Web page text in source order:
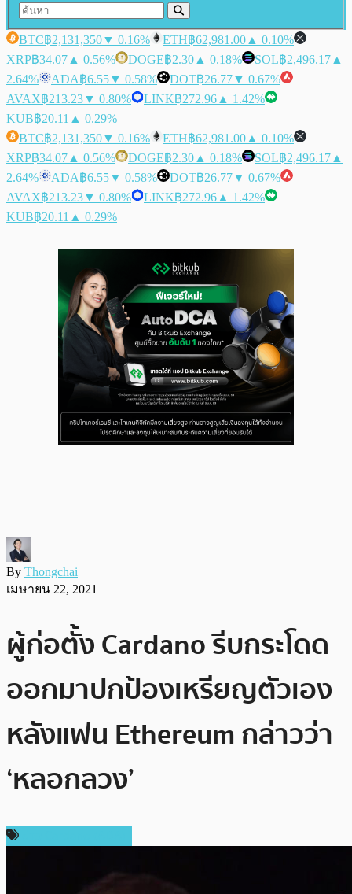
BTC฿2,131,350▼ 0.16% ETH฿62,981.00 ▲ 0.10%
XRP฿34.07 ▲ 0.56% DOGE฿2.30 ▲ 0.18% SOL฿2,496.17 ▲
2.64%
ADA฿6.55▼ 0.58% DOT฿26.77▼ 0.67%
AVAX฿213.23▼ 0.80% LINK฿272.96 ▲ 1.42%
KUB฿20.11 ▲ 0.29%
BTC฿2,131,350▼ 0.16% ETH฿62,981.00 ▲ 0.10%
XRP฿34.07 ▲ 0.56% DOGE฿2.30 ▲ 0.18% SOL฿2,496.17 ▲
2.64%
ADA฿6.55▼ 0.58% DOT฿26.77▼ 0.67%
AVAX฿213.23▼ 0.80% LINK฿272.96 ▲ 1.42%
KUB฿20.11 ▲ 0.29%
By Thongchai
เมษายน 22, 2021
ผู้ก่อตั้ง Cardano รีบกระโดด
ออกมาปกป้องเหรียญตัวเอง
หลังแฟน Ethereum กล่าวว่า
‘หลอกลวง’